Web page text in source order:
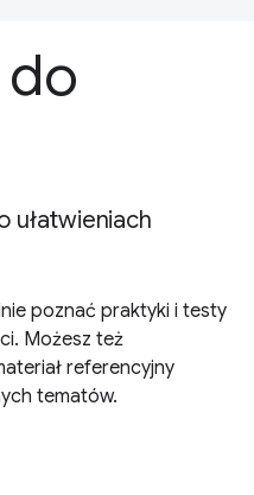
do
ułatwieniach
poznać praktyki i testy
Możesz też
referencyjny
tematów.